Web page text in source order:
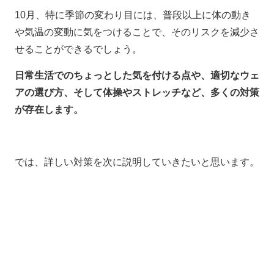
10月、特に季節の変わり目には、普段以上に体の動き
や気温の変動に気をつけることで、そのリスクを減少さ
せることができるでしょう。
日常生活でのちょっとした気を付ける点や、適切なウェ
アの選び方、そして体操やストレッチなど、多くの対策
が存在します。
では、詳しい対策を次に説明していきたいと思います。